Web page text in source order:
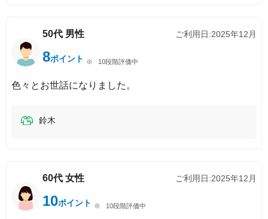
50代 男性 ご利用日:2025年12月
8ポイント 10段階評価中
色々とお世話になりました。
鈴木
60代 女性 ご利用日:2025年12月
10ポイント 10段階評価中